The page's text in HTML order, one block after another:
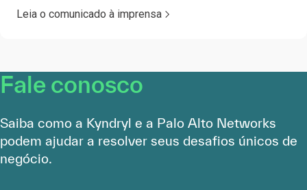
Leia o comunicado à imprensa
Fale conosco
Saiba como a Kyndryl e a Palo Alto Networks
podem ajudar a resolver seus desafios únicos de
negócio.